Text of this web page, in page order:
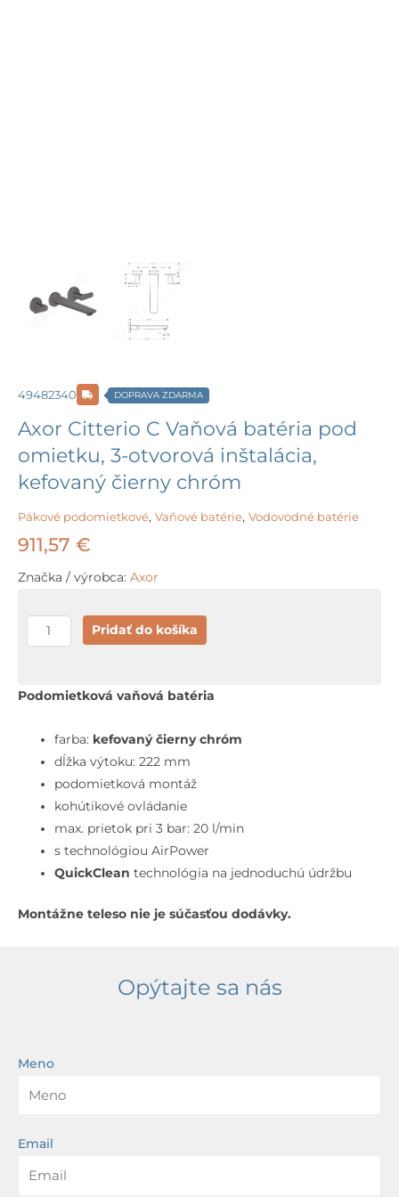
49482340 DOPRAVA ZDARMA
Axor Citterio C Vaňová batéria pod
omietku, 3-otvorová inštalácia,
kefovaný čierny chróm
Pákové podomietkové, Vaňové batérie, Vodovodné batérie
911,57 €
Značka / výrobca: Axor
množstvo
Axor
C
batéria
pod
omietku,
otvorová
inštalácia,
kefovaný
chróm
Pridať do košíka
Podomietková vaňová batéria
farba: kefovaný čierny chróm
dĺžka výtoku: 222 mm
podomietková montáž
kohútikové ovládanie
max. prietok pri 3 bar: 20 l/min
s technológiou AirPower
QuickClean technológia na jednoduchú údržbu
Montážne teleso nie je súčasťou dodávky.
Opýtajte sa nás
Meno
Email